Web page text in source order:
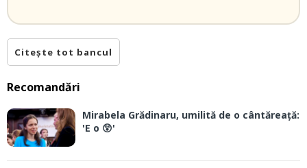
Citește tot bancul
Recomandări
Mirabela Grădinaru, umilită de o cântăreață:
'E o 😲'